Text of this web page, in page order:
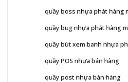
quầy boss nhựa phát hàng
quầy bug nhựa phát hàng
quầy bút xem banh nhựa
quầy POS nhựa bán hàng
quầy post nhựa bán hàng